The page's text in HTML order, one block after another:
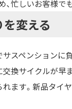
忙しいお客様で
変える
スペンション
換サイクルが
ます。新品タ